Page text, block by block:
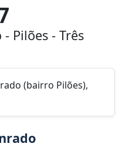
Pilões - Três
(bairro Pilões),